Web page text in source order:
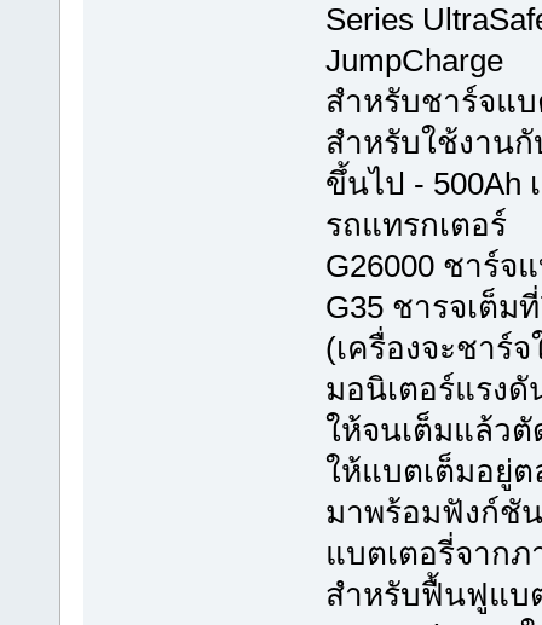
Series
JumpCharge
สำหรับชาร์จแบ
สำหรับใช้งาน
ขึ้นไป - 500Ah
รถแทรกเตอร์
G26000 ชาร์จ
G35 ชารจเต็ม
(เครื่องจะชาร์
มอนิเตอร์แรงดั
ให้จนเต็มแล้ว
ให้แบตเต็มอยู่ต
มาพร้อมฟังก์ชั
แบตเตอรี่จากภ
สำหรับฟื้นฟูแบ